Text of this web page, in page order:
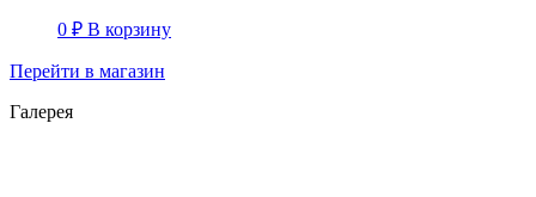
0 ₽ В корзину
Перейти в магазин
Галерея